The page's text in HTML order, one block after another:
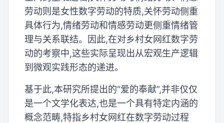
劳动则是女性数字劳动的特质,关怀劳动侧重
具体行为,情绪劳动和情感劳动更侧重情绪管
理与关系联结。因此,在对乡村女网红数字劳
动的考察中,这些实际呈现出从宏观生产逻辑
到微观实践形态的递进。
基于此,本研究所提出的“爱的奉献”,并非仅仅
是一个文学化表达,也是一个具有特定内涵的
概念范畴,特指乡村女网红在数字劳动过程